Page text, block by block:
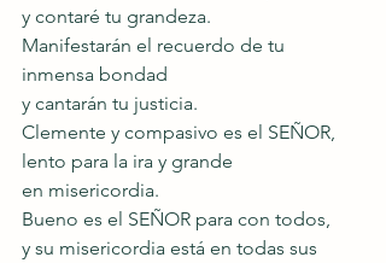
y contaré tu grandeza.
Manifestarán el recuerdo de tu
inmensa bondad
y cantarán tu justicia.
Clemente y compasivo es el SEÑOR,
lento para la ira y grande
en misericordia.
Bueno es el SEÑOR para con todos,
y su misericordia está en todas sus